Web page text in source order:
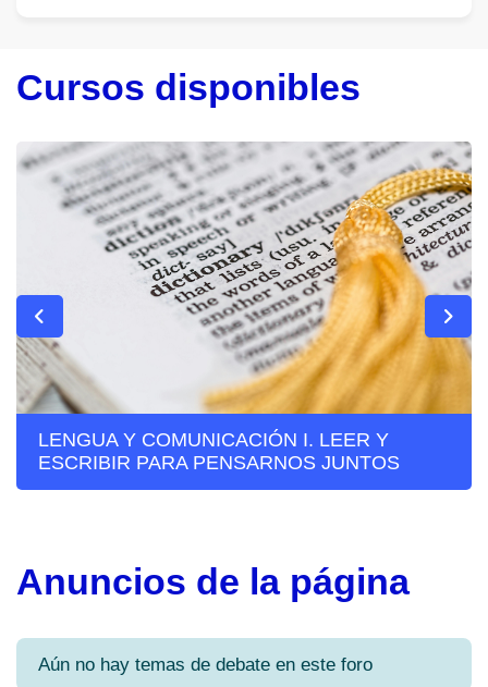
Cursos disponibles
LENGUA Y COMUNICACIÓN I. LEER Y
ESCRIBIR PARA PENSARNOS JUNTOS
Anuncios de la página
Aún no hay temas de debate en este foro